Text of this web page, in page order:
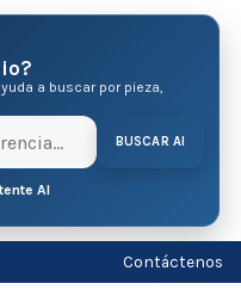
a buscar por pieza,
BUSCAR AI
AI
Contáctenos